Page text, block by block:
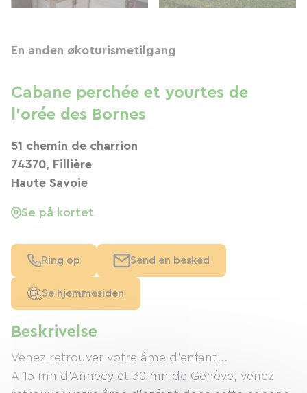
Beskrivelse
Venez retrouver votre âme d’enfant...
A 15 mn d’Annecy et 30 mn de Genève, venez
En anden økoturismetilgang
Cabane perchée et yourtes de
l'orée des Bornes
51 chemin de charrion
74370, Fillière
Haute Savoie
Se på kortet
Ring op Send en besked
Se hjemmesiden